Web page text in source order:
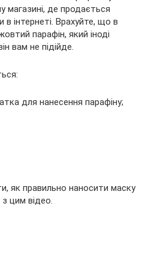
магазині, де продається
інтернеті. Врахуйте, що в
парафін, який іноді
вам не підійде.
для нанесення парафіну;
як правильно наносити маску
цим відео.